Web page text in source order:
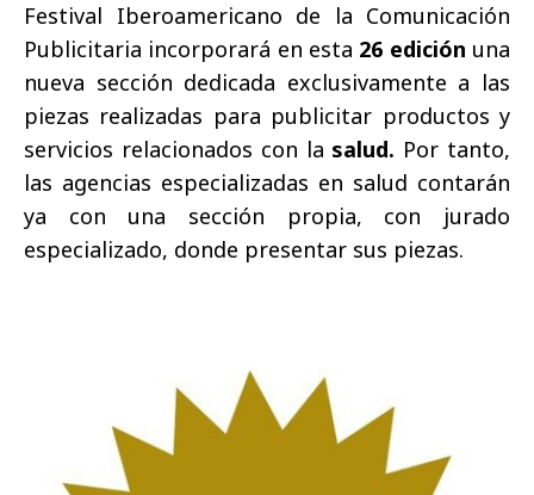
Festival Iberoamericano de la Comunicación
Publicitaria incorporará en esta 26 edición una
nueva sección dedicada exclusivamente a las
piezas realizadas para publicitar productos y
servicios relacionados con la salud. Por tanto,
las agencias especializadas en salud contarán
ya con una sección propia, con jurado
especializado, donde presentar sus piezas.